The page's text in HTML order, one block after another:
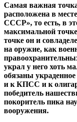
Самая важная
расположена в
СССР», то есть, в
максимальной
точке он и
на оружие, как
украл у него хоть
обязаны
и к КПСС и к
победитель
покоритель пика
вооружения.